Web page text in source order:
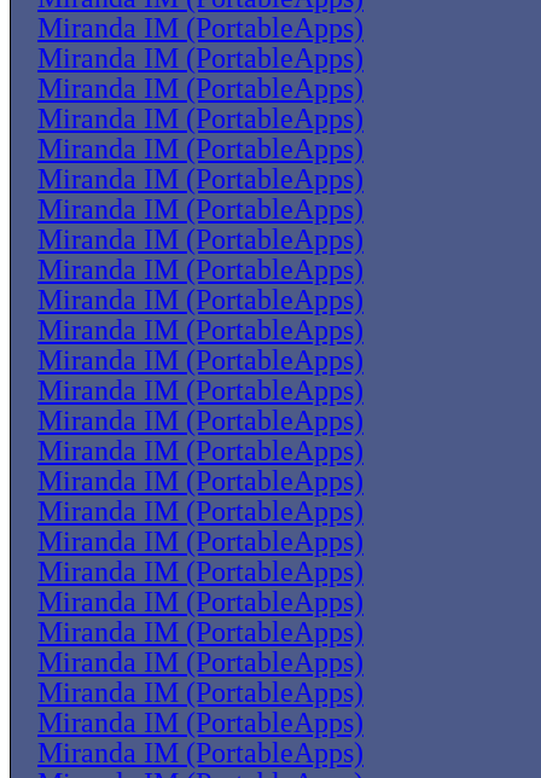
Miranda IM (PortableApps)
Miranda IM (PortableApps)
Miranda IM (PortableApps)
Miranda IM (PortableApps)
Miranda IM (PortableApps)
Miranda IM (PortableApps)
Miranda IM (PortableApps)
Miranda IM (PortableApps)
Miranda IM (PortableApps)
Miranda IM (PortableApps)
Miranda IM (PortableApps)
Miranda IM (PortableApps)
Miranda IM (PortableApps)
Miranda IM (PortableApps)
Miranda IM (PortableApps)
Miranda IM (PortableApps)
Miranda IM (PortableApps)
Miranda IM (PortableApps)
Miranda IM (PortableApps)
Miranda IM (PortableApps)
Miranda IM (PortableApps)
Miranda IM (PortableApps)
Miranda IM (PortableApps)
Miranda IM (PortableApps)
Miranda IM (PortableApps)